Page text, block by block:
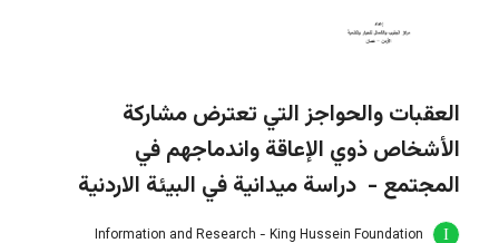
العقبات والحواجز التي تعترض مشاركة
الأشخاص ذوي الإعاقة واندماجهم في
المجتمع - دراسة ميدانية في البيئة الاردنية
Information and Research - King Hussein Foundation